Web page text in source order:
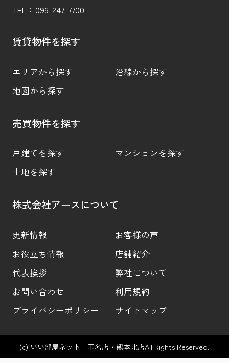
TEL： 096-247-7700
賃貸物件を探す
エリアから探す
沿線から探す
地図から探す
売買物件を探す
戸建てを探す
マンションを探す
土地を探す
株式会社アースについて
更新情報
お客様の声
お役立ち情報
店舗紹介
代表挨拶
弊社について
お問い合わせ
利用規約
プライバシーポリシー
サイトマップ
(c) いい部屋ネット 玉名店・熊本北店All Rights Reserved.